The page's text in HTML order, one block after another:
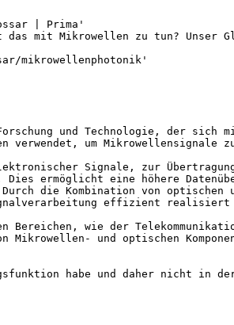
| Prima'
mit Mikrowellen zu tun? Unser
mikrowellenphotonik'
und Technologie, der sich
verwendet, um
Signale, zur
ermöglicht eine höhere
die Kombination von optischen
effizient realisiert
Bereichen, wie der
und optischen